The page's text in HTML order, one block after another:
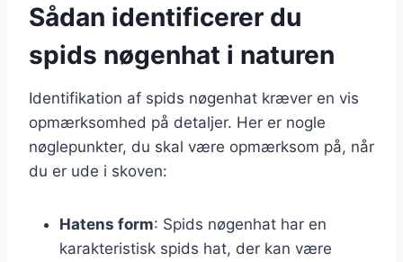
Sådan identificerer du
spids nøgenhat i naturen
Identifikation af spids nøgenhat kræver en vis
opmærksomhed på detaljer. Her er nogle
nøglepunkter, du skal være opmærksom på, når
du er ude i skoven:
Hatens form: Spids nøgenhat har en
karakteristisk spids hat, der kan være